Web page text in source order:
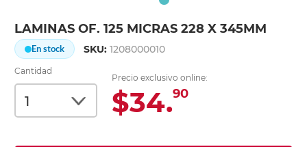
LAMINAS OF. 125 MICRAS 228 X 345MM
En stock SKU:1208000010
Cantidad
Precio exclusivo online:
$34.90